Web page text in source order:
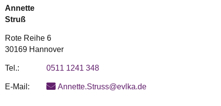
Annette
Struß
Rote Reihe 6
30169 Hannover
Tel.: 0511 1241 348
E-Mail: Annette.Struss@evlka.de